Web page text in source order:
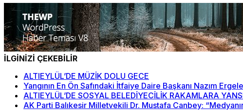
İLGİNİZİ ÇEKEBİLİR
ALTIEYLÜL’DE MÜZİK DOLU GECE
Yangının En Ön Safındaki İtfaiye Daire Başkanı Nazım
ALTIEYLÜL’DE SOSYAL BELEDİYECİLİK RAKAMLARA
AK Parti Balıkesir Milletvekili Dr. Mustafa Canbey: